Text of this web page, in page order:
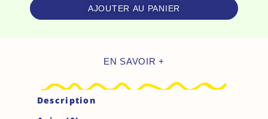
Tableau
Dragon
De
L'Automne
AJOUTER AU PANIER
EN SAVOIR +
Description